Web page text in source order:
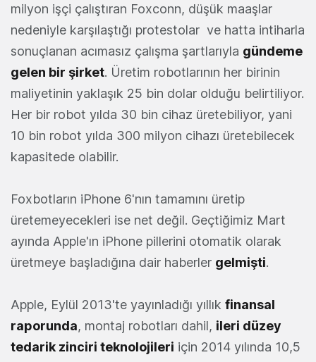
milyon işçi çalıştıran Foxconn, düşük maaşlar
nedeniyle karşılaştığı protestolar ve hatta intiharla
sonuçlanan acımasız çalışma şartlarıyla gündeme
gelen bir şirket. Üretim robotlarının her birinin
maliyetinin yaklaşık 25 bin dolar olduğu belirtiliyor.
Her bir robot yılda 30 bin cihaz üretebiliyor, yani
10 bin robot yılda 300 milyon cihazı üretebilecek
kapasitede olabilir.
Foxbotların iPhone 6'nın tamamını üretip
üretemeyecekleri ise net değil. Geçtiğimiz Mart
ayında Apple'ın iPhone pillerini otomatik olarak
üretmeye başladığına dair haberler gelmişti.
Apple, Eylül 2013'te yayınladığı yıllık finansal
raporunda, montaj robotları dahil, ileri düzey
tedarik zinciri teknolojileri için 2014 yılında 10,5